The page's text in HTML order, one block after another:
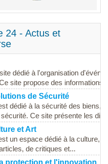
24 - Actus et
dédié à l'organisation
site propose des informations
de Sécurité
dédié à la sécurité des biens,
Ce site présente les
et Art
un espace dédié à la culture,
de critiques et...